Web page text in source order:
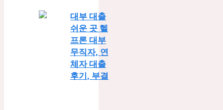
대부 대출
쉬운 곳 헬
프론 대부
무직자, 연
체자 대출
후기, 부결